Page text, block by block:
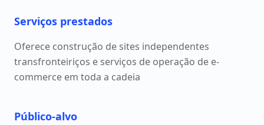
Serviços prestados
Oferece construção de sites independentes
transfronteiriços e serviços de operação de e-
commerce em toda a cadeia
Público-alvo